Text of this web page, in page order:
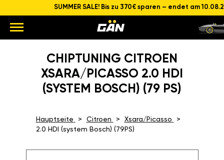
SUMMER SALE! Bis zu 370€ sparen – endet am
CHIPTUNING CITROEN
XSARA/PICASSO 2.0 HDI
(SYSTEM BOSCH) (79 PS)
Hauptseite Citroen
Xsara/Picasso
2.0 HDI (system Bosch) (79PS)